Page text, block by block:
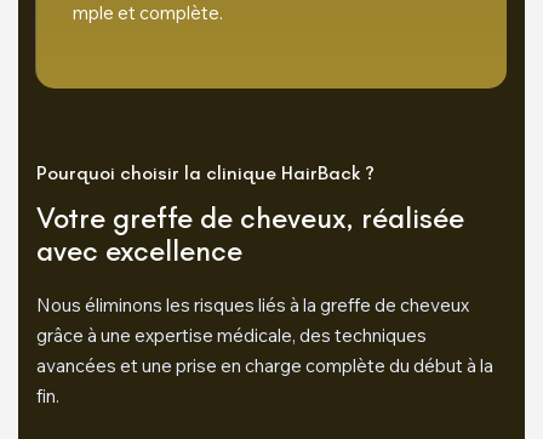
mple et complète.
Pourquoi choisir la clinique HairBack ?
Votre greffe de cheveux, réalisée
avec excellence
Nous éliminons les risques liés à la greffe de cheveux
grâce à une expertise médicale, des techniques
avancées et une prise en charge complète du début à la
fin.